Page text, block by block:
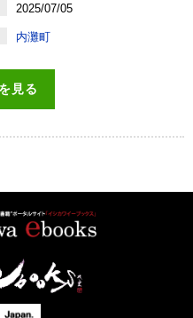
2025/07/05
内灘町
見る